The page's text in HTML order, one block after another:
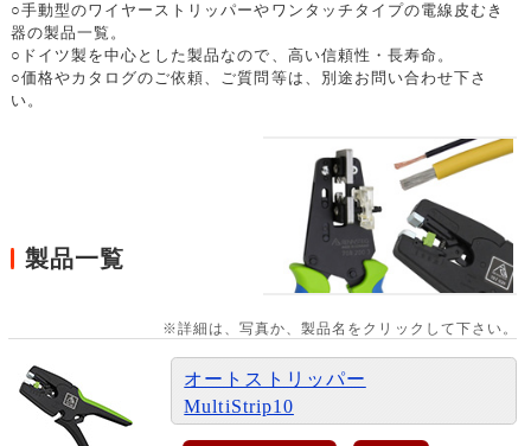
○手動型のワイヤーストリッパーやワンタッチタイプの電線皮むき
器の製品一覧。
○ドイツ製を中心とした製品なので、高い信頼性・長寿命。
○価格やカタログのご依頼、ご質問等は、別途お問い合わせ下さ
い。
製品一覧
※詳細は、写真か、製品名をクリックして下さい。
オートストリッパー
MultiStrip10